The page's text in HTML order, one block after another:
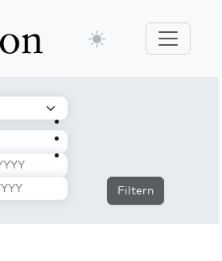
Filtern